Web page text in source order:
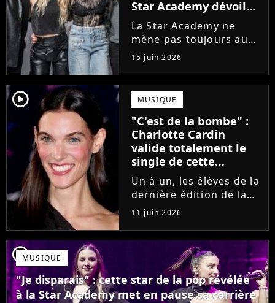
Star Academy dévoile
l'envers du décor du
métier
La Star Academy ne
mène pas toujours au
succès. Après l'échec de
son premier album,
Anisha Jo, gagnante de
la Star Academy 2022, a
vu beaucoup de portes
se fermer. Sur
Instagram, elle...
15 juin 2026
player2 MUSIQUE
"C'est de la bombe" :
Charlotte Cardin
valide totalement le
single de cette
ancienne élève de la
Star Academy
Un à un, les élèves de la
dernière édition de la
Star Academy se font
une place dans le nid.
Dans le sillage d'Ambre,
c'est au tour de Lily
Campa de présenter
son univers à travers...
11 juin 2026
player2MUSIQUE
"Je disparais" : cette star de la pop révélée
à la Star Academy met en pause sa carrière